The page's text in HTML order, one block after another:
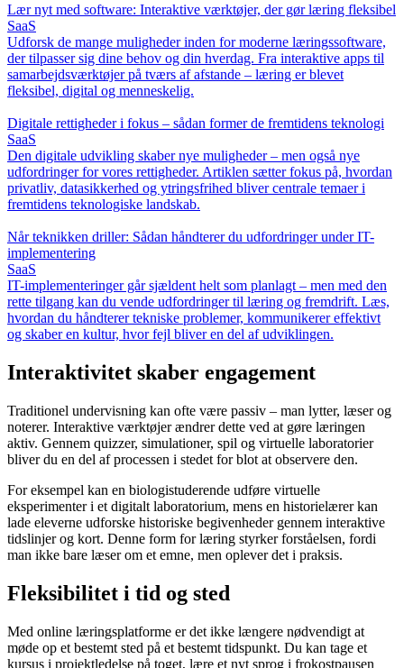
Lær nyt med software: Interaktive værktøjer, der gør læring fleksibel
SaaS
Udforsk de mange muligheder inden for moderne læringssoftware,
der tilpasser sig dine behov og din hverdag. Fra interaktive apps til
samarbejdsværktøjer på tværs af afstande – læring er blevet
fleksibel, digital og menneskelig.
Digitale rettigheder i fokus – sådan former de fremtidens teknologi
SaaS
Den digitale udvikling skaber nye muligheder – men også nye
udfordringer for vores rettigheder. Artiklen sætter fokus på, hvordan
privatliv, datasikkerhed og ytringsfrihed bliver centrale temaer i
fremtidens teknologiske landskab.
Når teknikken driller: Sådan håndterer du udfordringer under IT-
implementering
SaaS
IT-implementeringer går sjældent helt som planlagt – men med den
rette tilgang kan du vende udfordringer til læring og fremdrift. Læs,
hvordan du håndterer tekniske problemer, kommunikerer effektivt
og skaber en kultur, hvor fejl bliver en del af udviklingen.
Interaktivitet skaber engagement
Traditionel undervisning kan ofte være passiv – man lytter, læser og
noterer. Interaktive værktøjer ændrer dette ved at gøre læringen
aktiv. Gennem quizzer, simulationer, spil og virtuelle laboratorier
bliver du en del af processen i stedet for blot at observere den.
For eksempel kan en biologistuderende udføre virtuelle
eksperimenter i et digitalt laboratorium, mens en historielærer kan
lade eleverne udforske historiske begivenheder gennem interaktive
tidslinjer og kort. Denne form for læring styrker forståelsen, fordi
man ikke bare læser om et emne, men oplever det i praksis.
Fleksibilitet i tid og sted
Med online læringsplatforme er det ikke længere nødvendigt at
møde op et bestemt sted på et bestemt tidspunkt. Du kan tage et
kursus i projektledelse på toget, lære et nyt sprog i frokostpausen